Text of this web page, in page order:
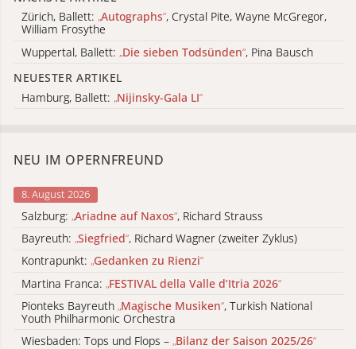
Zürich, Ballett: „Autographs“, Crystal Pite, Wayne McGregor,
William Frosythe
Wuppertal, Ballett: „Die sieben Todsünden“, Pina Bausch
NEUESTER ARTIKEL
Hamburg, Ballett: „Nijinsky-Gala LI“
NEU IM OPERNFREUND
8. August 2026
Salzburg: „Ariadne auf Naxos“, Richard Strauss
Bayreuth: „Siegfried“, Richard Wagner (zweiter Zyklus)
Kontrapunkt: „Gedanken zu Rienzi“
Martina Franca: „FESTIVAL della Valle d’Itria 2026“
Pionteks Bayreuth „Magische Musiken“, Turkish National
Youth Philharmonic Orchestra
Wiesbaden: Tops und Flops – „Bilanz der Saison 2025/26“